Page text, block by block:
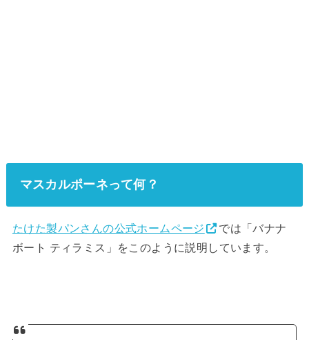
マスカルポーネって何？
たけた製パンさんの公式ホームページ
では「バナナ
ボート ティラミス」をこのように説明しています。